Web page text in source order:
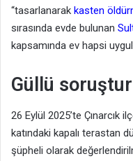
“tasarlanarak kasten
sırasında evde bulunan
kapsamında ev hapsi
Güllü
26 Eylül 2025’te Çınarcık
katındaki kapalı terastan
şüpheli olarak